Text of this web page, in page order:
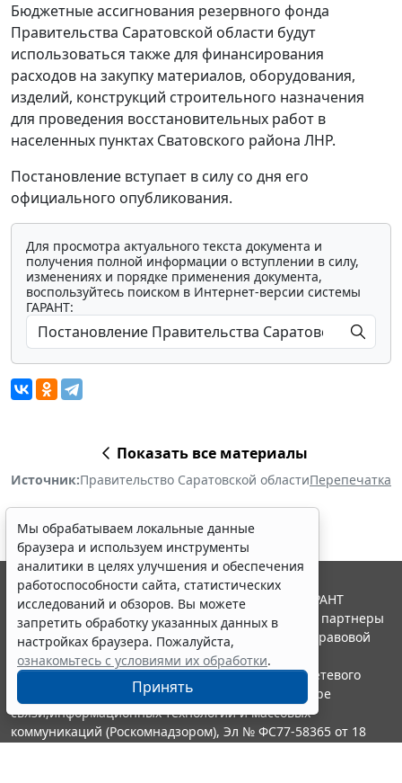
Бюджетные ассигнования резервного фонда
Правительства Саратовской области будут
использоваться также для финансирования
расходов на закупку материалов, оборудования,
изделий, конструкций строительного назначения
для проведения восстановительных работ в
населенных пунктах Сватовского района ЛНР.
Постановление вступает в силу со дня его
официального опубликования.
Для просмотра актуального текста документа и
получения полной информации о вступлении в силу,
изменениях и порядке применения документа,
воспользуйтесь поиском в Интернет-версии системы
ГАРАНТ:
Показать все материалы
Источник:Правительство Саратовской областиПерепечатка
Мы обрабатываем локальные данные
браузера и используем инструменты
аналитики в целях улучшения и обеспечения
работоспособности сайта, статистических
исследований и обзоров. Вы можете
запретить обработку указанных данных в
настройках браузера. Пожалуйста,
ознакомьтесь с условиями их обработки.
Принять
© ООО "НПП "ГАРАНТ-СЕРВИС", 2026. Система ГАРАНТ
выпускается с 1990 года. Компания "Гарант" и ее партнеры
являются участниками Российской ассоциации правовой
информации ГАРАНТ.
Портал ГАРАНТ.РУ зарегистрирован в качестве сетевого
издания Федеральной службой по надзору в сфере
связи,информационных технологий и массовых
коммуникаций (Роскомнадзором), Эл № ФС77-58365 от 18